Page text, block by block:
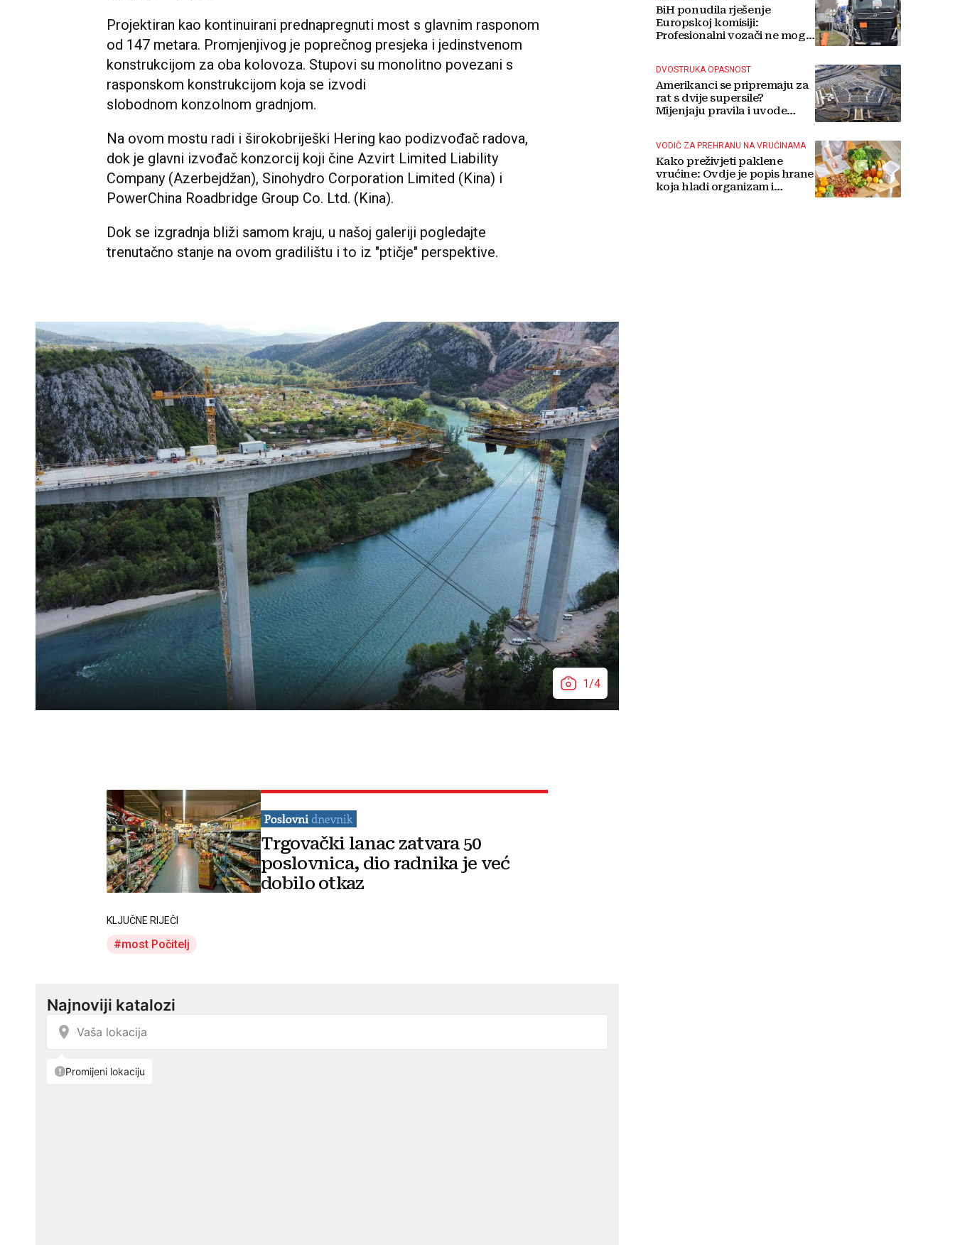
Projektiran kao kontinuirani prednapregnuti most s glavnim rasponom
od 147 metara. Promjenjivog je poprečnog presjeka i jedinstvenom
konstrukcijom za oba kolovoza. Stupovi su monolitno povezani s
rasponskom konstrukcijom koja se izvodi
slobodnom konzolnom gradnjom.
Na ovom mostu radi i širokobriješki Hering kao podizvođač radova,
dok je glavni izvođač konzorcij koji čine Azvirt Limited Liability
Company (Azerbejdžan), Sinohydro Corporation Limited (Kina) i
PowerChina Roadbridge Group Co. Ltd. (Kina).
Dok se izgradnja bliži samom kraju, u našoj galeriji pogledajte
trenutačno stanje na ovom gradilištu i to iz "ptičje" perspektive.
1/4
Trgovački lanac zatvara 50
poslovnica, dio radnika je već
dobilo otkaz
KLJUČNE RIJEČI
most Počitelj
BiH ponudila rješenje
Europskoj komisiji:
Profesionalni vozači ne mogu
DVOSTRUKA OPASNOST
Amerikanci se pripremaju za
rat s dvije supersile?
Mijenjaju pravila i uvode
VODIČ ZA PREHRANU NA VRUĆINAMA
Kako preživjeti paklene
vrućine: Ovdje je popis hrane
koja hladi organizam i